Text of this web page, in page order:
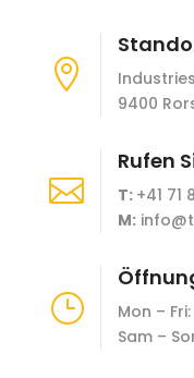

9400

Rufen
T: +41 71
M:
}
Mon –
Sam –